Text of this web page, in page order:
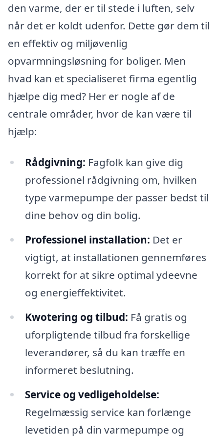
den varme, der er til stede i luften, selv
når det er koldt udenfor. Dette gør dem til
en effektiv og miljøvenlig
opvarmningsløsning for boliger. Men
hvad kan et specialiseret firma egentlig
hjælpe dig med? Her er nogle af de
centrale områder, hvor de kan være til
hjælp:
Rådgivning: Fagfolk kan give dig
professionel rådgivning om, hvilken
type varmepumpe der passer bedst til
dine behov og din bolig.
Professionel installation: Det er
vigtigt, at installationen gennemføres
korrekt for at sikre optimal ydeevne
og energieffektivitet.
Kwotering og tilbud: Få gratis og
uforpligtende tilbud fra forskellige
leverandører, så du kan træffe en
informeret beslutning.
Service og vedligeholdelse:
Regelmæssig service kan forlænge
levetiden på din varmepumpe og